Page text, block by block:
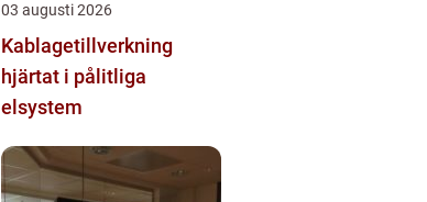
03 augusti 2026
Kablagetillverkning
hjärtat i pålitliga
elsystem